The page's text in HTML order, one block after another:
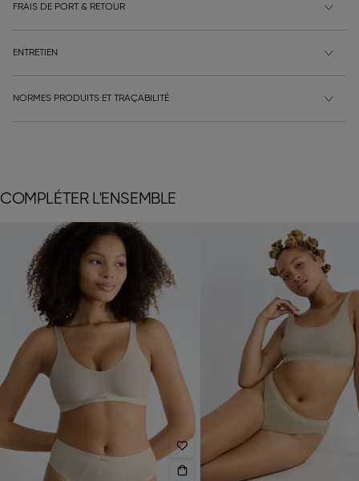
FRAIS DE PORT & RETOUR
ENTRETIEN
NORMES PRODUITS ET TRAÇABILITÉ
COMPLÉTER L'ENSEMBLE